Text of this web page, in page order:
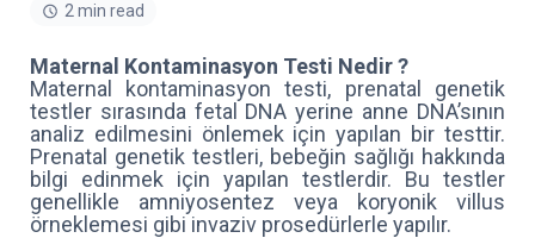
2 min read
Maternal Kontaminasyon Testi Nedir ?
Maternal kontaminasyon testi, prenatal genetik
testler sırasında fetal DNA yerine anne DNA’sının
analiz edilmesini önlemek için yapılan bir testtir.
Prenatal genetik testleri, bebeğin sağlığı hakkında
bilgi edinmek için yapılan testlerdir. Bu testler
genellikle amniyosentez veya koryonik villus
örneklemesi gibi invaziv prosedürlerle yapılır.